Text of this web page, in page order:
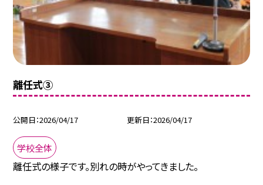
離任式③
公開日 2026/04/17 更新日 2026/04/17
学校全体
離任式の様子です。別れの時がやってきました。